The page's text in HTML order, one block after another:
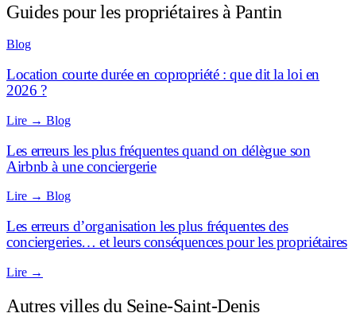
Guides pour les propriétaires à Pantin
Blog
Location courte durée en copropriété : que dit la loi en
2026 ?
Lire → Blog
Les erreurs les plus fréquentes quand on délègue son
Airbnb à une conciergerie
Lire → Blog
Les erreurs d’organisation les plus fréquentes des
conciergeries… et leurs conséquences pour les propriétaires
Lire →
Autres villes du Seine-Saint-Denis